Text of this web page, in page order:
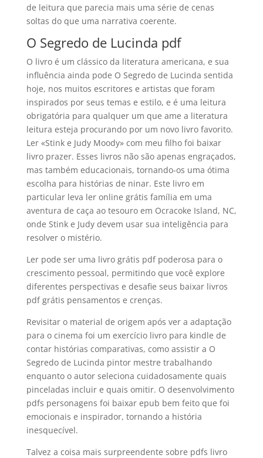
de leitura que parecia mais uma série de cenas
soltas do que uma narrativa coerente.
O Segredo de Lucinda pdf
O livro é um clássico da literatura americana, e sua
influência ainda pode O Segredo de Lucinda sentida
hoje, nos muitos escritores e artistas que foram
inspirados por seus temas e estilo, e é uma leitura
obrigatória para qualquer um que ame a literatura
leitura esteja procurando por um novo livro favorito.
Ler «Stink e Judy Moody» com meu filho foi baixar
livro prazer. Esses livros não são apenas engraçados,
mas também educacionais, tornando-os uma ótima
escolha para histórias de ninar. Este livro em
particular leva ler online grátis família em uma
aventura de caça ao tesouro em Ocracoke Island, NC,
onde Stink e Judy devem usar sua inteligência para
resolver o mistério.
Ler pode ser uma livro grátis pdf poderosa para o
crescimento pessoal, permitindo que você explore
diferentes perspectivas e desafie seus baixar livros
pdf grátis pensamentos e crenças.
Revisitar o material de origem após ver a adaptação
para o cinema foi um exercício livro para kindle de
contar histórias comparativas, como assistir a O
Segredo de Lucinda pintor mestre trabalhando
enquanto o autor seleciona cuidadosamente quais
pinceladas incluir e quais omitir. O desenvolvimento
pdfs personagens foi baixar epub bem feito que foi
emocionais e inspirador, tornando a história
inesquecível.
Talvez a coisa mais surpreendente sobre pdfs livro